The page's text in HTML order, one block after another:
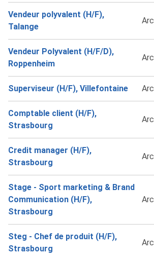
Vendeur polyvalent (H/F),
Talange
Vendeur Polyvalent (H/F/D),
Roppenheim
Superviseur (H/F), Villefontaine
Comptable client (H/F),
Strasbourg
Credit manager (H/F),
Strasbourg
Stage - Sport marketing & Brand
Communication (H/F),
Strasbourg
Steg - Chef de produit (H/F),
Strasbourg